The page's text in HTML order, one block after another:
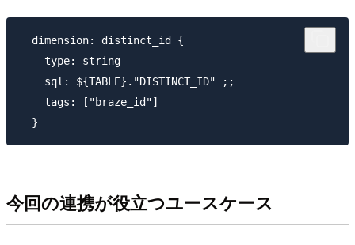
  dimension: distinct_id {
    type: string
    sql: ${TABLE}."DISTINCT_ID" ;;
    tags: ["braze_id"]
今回の連携が役立つユースケース